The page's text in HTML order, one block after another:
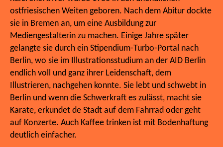
ostfriesischen Weiten geboren. Nach dem Abitur dockte
sie in Bremen an, um eine Ausbildung zur
Mediengestalterin zu machen. Einige Jahre später
gelangte sie durch ein Stipendium-Turbo-Portal nach
Berlin, wo sie im Illustrationsstudium an der AID Berlin
endlich voll und ganz ihrer Leidenschaft, dem
Illustrieren, nachgehen konnte. Sie lebt und schwebt in
Berlin und wenn die Schwerkraft es zulässt, macht sie
Karate, erkundet de Stadt auf dem Fahrrad oder geht
auf Konzerte. Auch Kaffee trinken ist mit Bodenhaftung
deutlich einfacher.